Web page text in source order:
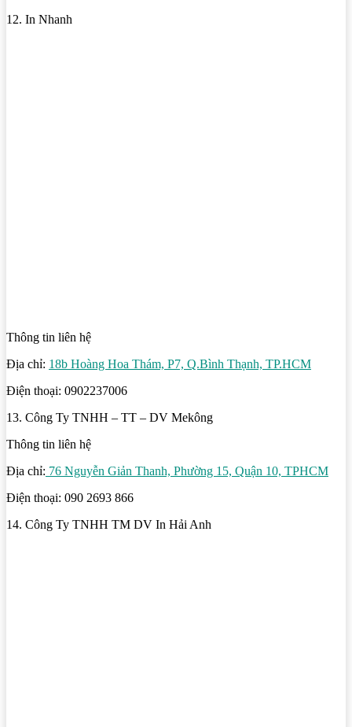
12. In Nhanh
Thông tin liên hệ
Địa chỉ: 18b Hoàng Hoa Thám, P7, Q.Bình Thạnh, TP.HCM
Điện thoại: 0902237006
13. Công Ty TNHH – TT – DV Mekông
Thông tin liên hệ
Địa chỉ: 76 Nguyễn Giản Thanh, Phường 15, Quận 10, TPHCM
Điện thoại: 090 2693 866
14. Công Ty TNHH TM DV In Hải Anh